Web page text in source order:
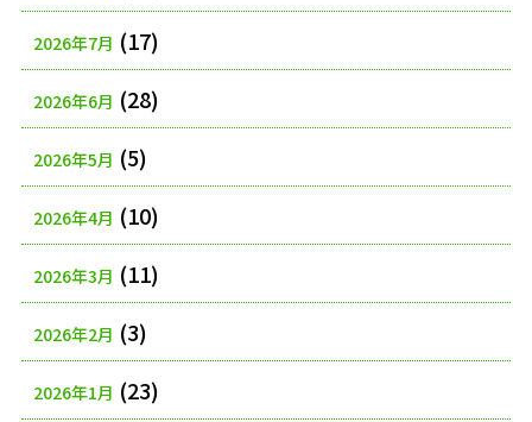
2026年7月 (17)
2026年6月 (28)
2026年5月 (5)
2026年4月 (10)
2026年3月 (11)
2026年2月 (3)
2026年1月 (23)